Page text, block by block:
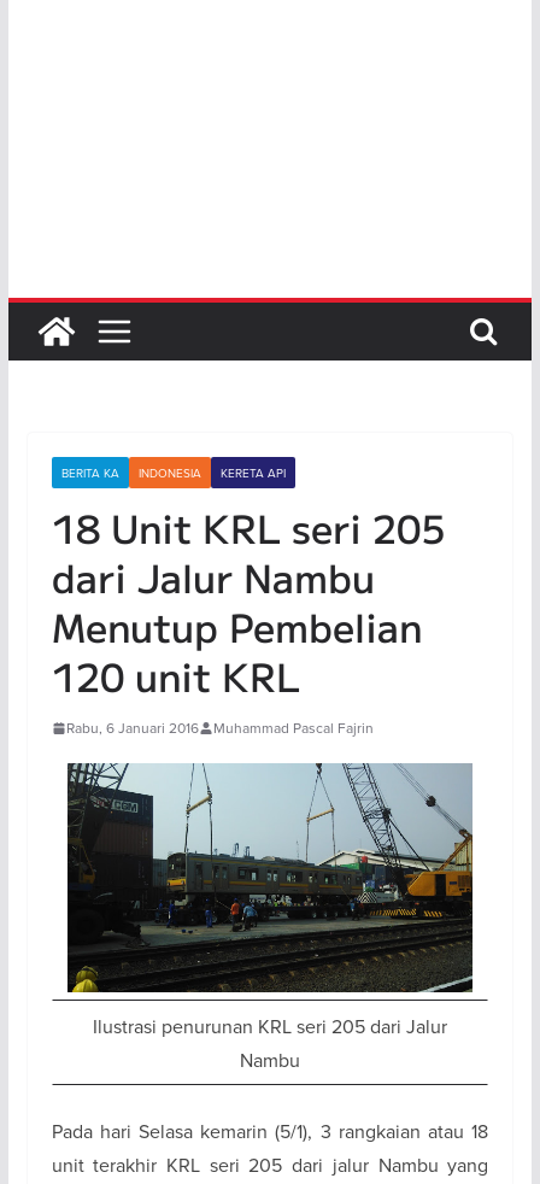
BERITA KA INDONESIA KERETA API
18 Unit KRL seri 205
dari Jalur Nambu
Menutup Pembelian
120 unit KRL
Rabu, 6 Januari 2016 Muhammad Pascal Fajrin
Ilustrasi penurunan KRL seri 205 dari Jalur
Nambu
Pada hari Selasa kemarin (5/1), 3 rangkaian atau 18
unit terakhir KRL seri 205 dari jalur Nambu yang